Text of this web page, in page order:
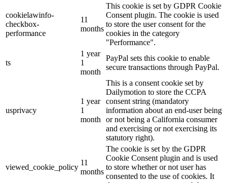
cookielawinfo-
checkbox-
performance
11
months
This cookie is set by GDPR Cookie
Consent plugin. The cookie is used
to store the user consent for the
cookies in the category
"Performance".
ts
1 year
1
month
PayPal sets this cookie to enable
secure transactions through PayPal.
usprivacy
1 year
1
month
This is a consent cookie set by
Dailymotion to store the CCPA
consent string (mandatory
information about an end-user being
or not being a California consumer
and exercising or not exercising its
statutory right).
viewed_cookie_policy
11
months
The cookie is set by the GDPR
Cookie Consent plugin and is used
to store whether or not user has
consented to the use of cookies. It